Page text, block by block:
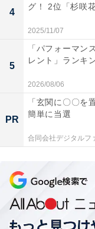
熊本県)」などのコ
※回答コメントは
次ページ
4
グ！ 2位「杉咲
2025/11/07
5
「パフォーマン
レント」ランキ
2026/08/06
PR
「玄関に〇〇を
簡単に当選
合同会社デジタルフ